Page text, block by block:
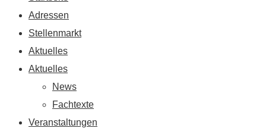
Adressen
Stellenmarkt
Aktuelles
Aktuelles
News
Fachtexte
Veranstaltungen